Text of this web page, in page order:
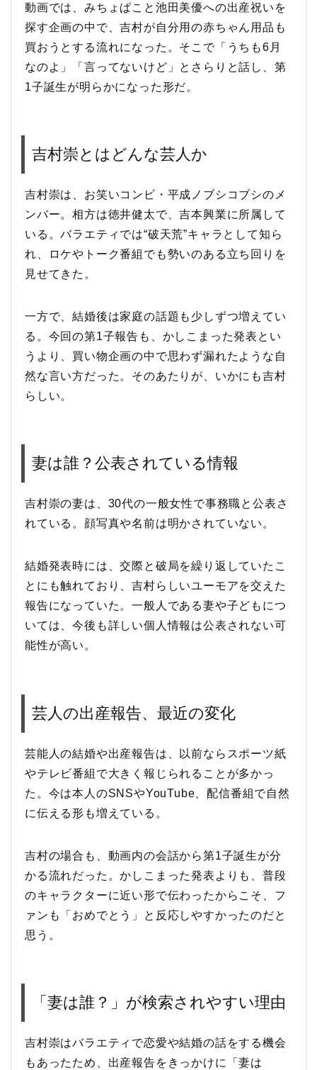
動画では、みちょぱこと池田美優への出産祝いを
探す企画の中で、吉村が自分用の赤ちゃん用品も
買おうとする流れになった。そこで「うちも6月
なのよ」「言ってないけど」とさらりと話し、第
1子誕生が明らかになった形だ。
吉村崇とはどんな芸人か
吉村崇は、お笑いコンビ・平成ノブシコブシのメ
ンバー。相方は徳井健太で、吉本興業に所属して
いる。バラエティでは“破天荒”キャラとして知ら
れ、ロケやトーク番組でも勢いのある立ち回りを
見せてきた。
一方で、結婚後は家庭の話題も少しずつ増えてい
る。今回の第1子報告も、かしこまった発表とい
うより、買い物企画の中で思わず漏れたような自
然な言い方だった。そのあたりが、いかにも吉村
らしい。
妻は誰？公表されている情報
吉村崇の妻は、30代の一般女性で事務職と公表さ
れている。顔写真や名前は明かされていない。
結婚発表時には、交際と破局を繰り返していたこ
とにも触れており、吉村らしいユーモアを交えた
報告になっていた。一般人である妻や子どもにつ
いては、今後も詳しい個人情報は公表されない可
能性が高い。
芸人の出産報告、最近の変化
芸能人の結婚や出産報告は、以前ならスポーツ紙
やテレビ番組で大きく報じられることが多かっ
た。今は本人のSNSやYouTube、配信番組で自然
に伝える形も増えている。
吉村の場合も、動画内の会話から第1子誕生が分
かる流れだった。かしこまった発表よりも、普段
のキャラクターに近い形で伝わったからこそ、フ
ァンも「おめでとう」と反応しやすかったのだと
思う。
「妻は誰？」が検索されやすい理由
吉村崇はバラエティで恋愛や結婚の話をする機会
もあったため、出産報告をきっかけに「妻は